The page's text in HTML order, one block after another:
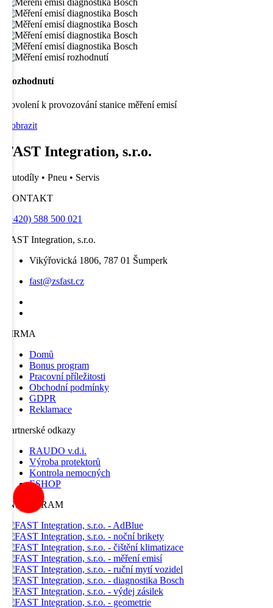
Rozhodnutí
Povolení k provozování stanice měření emisí
Zobrazit
FAST Integration, s.r.o.
Autodíly • Pneu • Servis
KONTAKT
(+420) 588 500 021
FAST Integration, s.r.o.
Vikýřovická 1806, 787 01 Šumperk
fast@zsfast.cz
FIRMA
Domů
Bonus program
Pracovní příležitosti
Obchodní podmínky
GDPR
Reklamace
Partnerské odkazy
RAUDO v.d.i.
Výroba protektorů
Kontrola nemocných
ESHOP
INSTAGRAM